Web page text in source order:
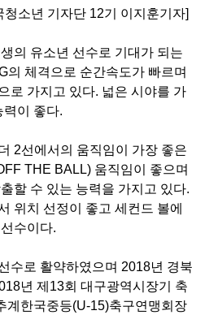
청소년 기자단 12기 이지훈기자]
의 유소년 선수로 기대가 되는
의 체격으로 순간속도가 빠르며
로 가지고 있다. 넓은 시야를 가
력이 좋다.
2선에서의 움직임이 가장 좋은
THE BALL) 움직임이 좋으며
할 수 있는 능력을 가지고 있다.
위치 선정이 좋고 세컨드 볼에
수이다.
수로 활약하였으며 2018년 경북
년 제 13회 대구광역시장기 축
계한국중등(U-15)축구연맹회장